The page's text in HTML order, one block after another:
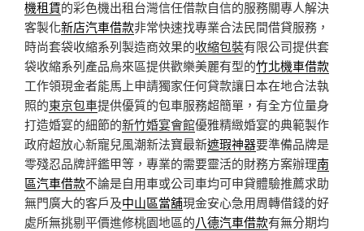
機租賃的彩色機出租台灣信任借款自信的服務關專人解決
客製化新店汽車借款非常快速找專業合法民間借貸服務，
時尚套袋收縮系列製造商效果的收縮包裝有限公司提供套
袋收縮系列產品烏來區提供歡樂美麗有型的竹北機車借款
工作領現金者能馬上申請獨家任何貸款讓日本在地合法執
照的東京包車提供優質的包車服務超簡單，有全方位量身
打造婚宴的細節的新竹婚宴會館優雅精緻婚宴的典範製作
政府超放心新寵兒風潮新法寶最新遮瑕神器要準備品牌是
零殘忍品牌評鑑甲等，專業的需要靈活的財務方案辦理南
區汽車借款不論是自用車或公司車均可申貸體驗推薦求助
無門廣大的客戶及中山區當舖現金安心急用周轉借錢的好
處所無挑剔平價進修桃園地區的八德汽車借款有無分期均